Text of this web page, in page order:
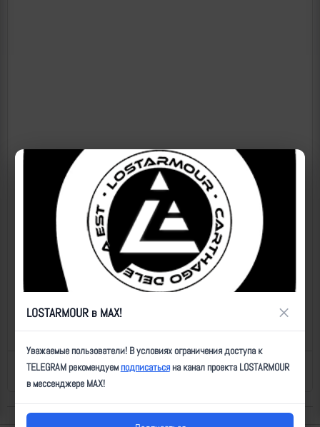
Назад к списку Последнее обновление: 19.07.2026 01:16
LOSTARMOUR в MAX! ×
Уважаемые пользователи! В условиях ограничения доступа к
TELEGRAM рекомендуемподписатьсяна канал проекта LOSTARMOUR
в мессенджере MAX!